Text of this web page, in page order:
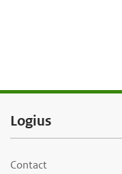
F
o
o
Logius
Contact